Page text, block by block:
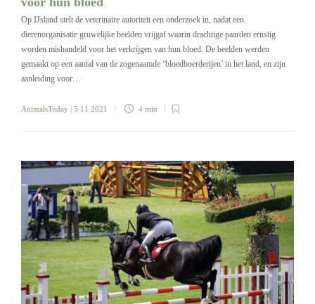
Op IJsland stelt de veterinaire autoriteit een onderzoek in, nadat een
dierenorganisatie gruwelijke beelden vrijgaf waarin drachtige paarden ernstig
worden mishandeld voor het verkrijgen van hun bloed. De beelden werden
gemaakt op een aantal van de zogenaamde ‘bloedboerderijen’ in het land, en zijn
aanleiding voor…
AnimalsToday | 5 11 2021 4 min